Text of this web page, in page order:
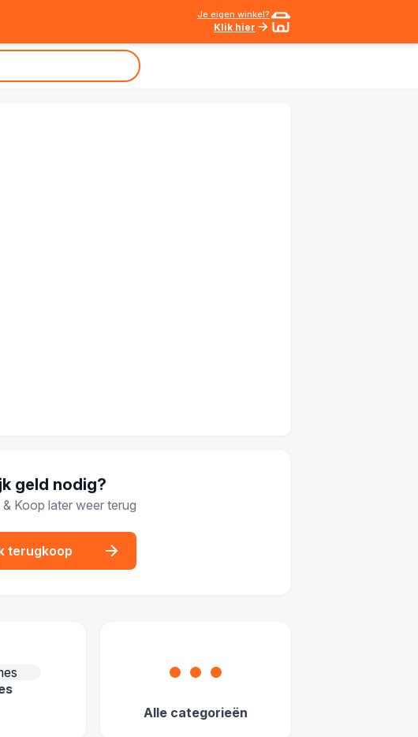
Je eigen winkel?
Klik hier
geld nodig?
Koop later weer terug
terugkoop
Alle categorieën